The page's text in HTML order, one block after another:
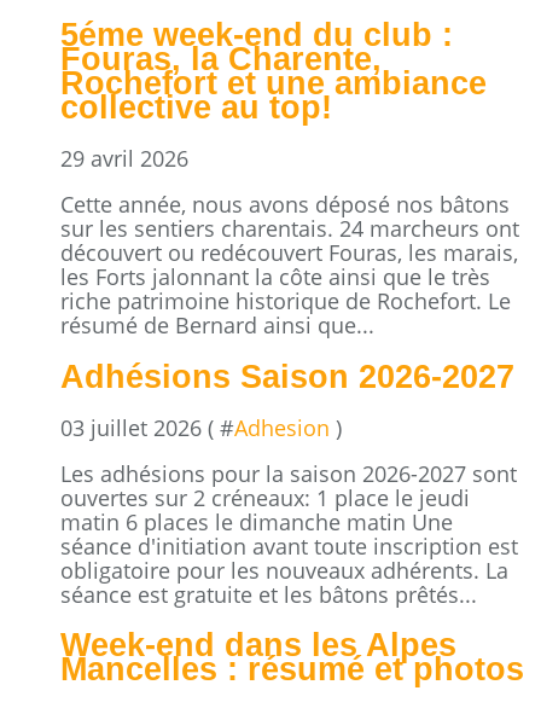
5éme week-end du club :
Fouras, la Charente,
Rochefort et une ambiance
collective au top!
29 avril 2026
Cette année, nous avons déposé nos bâtons
sur les sentiers charentais. 24 marcheurs ont
découvert ou redécouvert Fouras, les marais,
les Forts jalonnant la côte ainsi que le très
riche patrimoine historique de Rochefort. Le
résumé de Bernard ainsi que...
Adhésions Saison 2026-2027
03 juillet 2026 ( #Adhesion )
Les adhésions pour la saison 2026-2027 sont
ouvertes sur 2 créneaux: 1 place le jeudi
matin 6 places le dimanche matin Une
séance d'initiation avant toute inscription est
obligatoire pour les nouveaux adhérents. La
séance est gratuite et les bâtons prêtés...
Week-end dans les Alpes
Mancelles : résumé et photos